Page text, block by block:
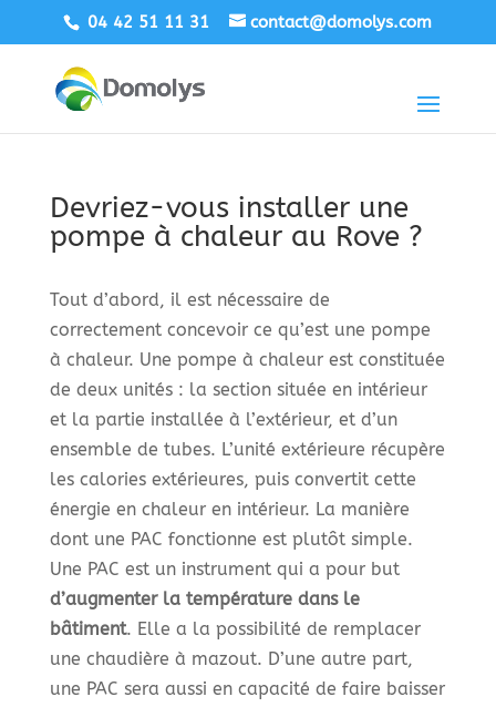
04 42 51 11 31 contact@domolys.com
Devriez-vous installer une
pompe à chaleur au Rove ?
Tout d’abord, il est nécessaire de
correctement concevoir ce qu’est une pompe
à chaleur. Une pompe à chaleur est constituée
de deux unités : la section située en intérieur
et la partie installée à l’extérieur, et d’un
ensemble de tubes. L’unité extérieure récupère
les calories extérieures, puis convertit cette
énergie en chaleur en intérieur. La manière
dont une PAC fonctionne est plutôt simple.
Une PAC est un instrument qui a pour but
d’augmenter la température dans le
bâtiment. Elle a la possibilité de remplacer
une chaudière à mazout. D’une autre part,
une PAC sera aussi en capacité de faire baisser